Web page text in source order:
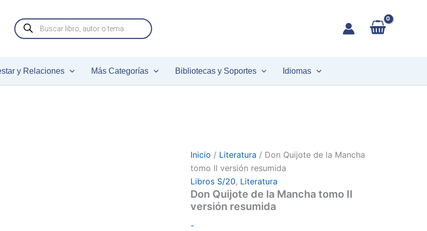
Búsqueda
de
productos
y Relaciones Más Categorías Bibliotecas y Soportes Idiomas
Inicio / Literatura / Don Quijote de la Mancha
tomo II versión resumida
Libros S/20, Literatura
Don Quijote de la Mancha tomo II
versión resumida
-
versión
resumida